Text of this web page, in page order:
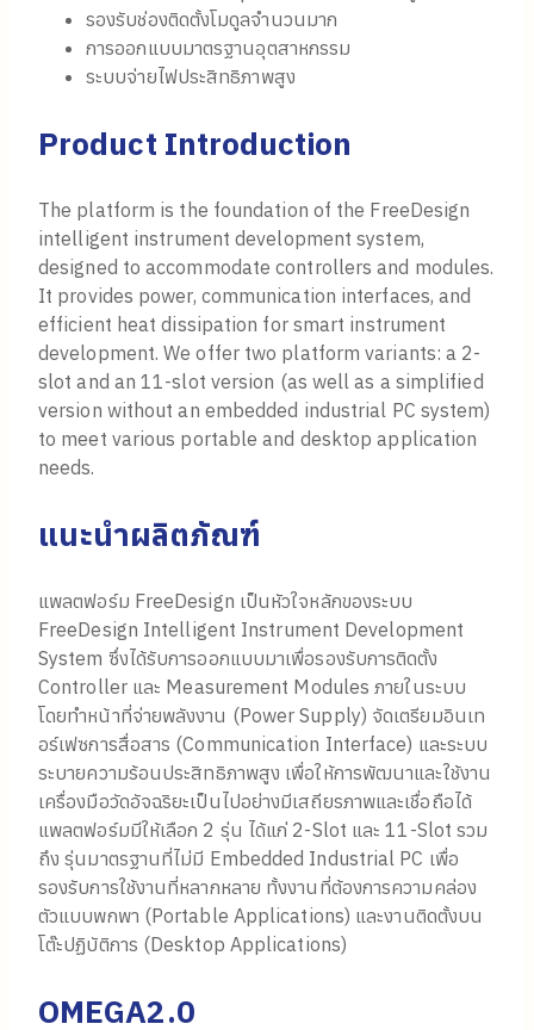
รองรับช่องติดตั้งโมดูลจำนวนมาก
การออกแบบมาตรฐานอุตสาหกรรม
ระบบจ่ายไฟประสิทธิภาพสูง
Product Introduction
The platform is the foundation of the FreeDesign
intelligent instrument development system,
designed to accommodate controllers and modules.
It provides power, communication interfaces, and
efficient heat dissipation for smart instrument
development. We offer two platform variants: a 2-
slot and an 11-slot version (as well as a simplified
version without an embedded industrial PC system)
to meet various portable and desktop application
needs.
แนะนำผลิตภัณฑ์
แพลตฟอร์ม FreeDesign เป็นหัวใจหลักของระบบ
FreeDesign Intelligent Instrument Development
System ซึ่งได้รับการออกแบบมาเพื่อรองรับการติดตั้ง
Controller และ Measurement Modules ภายในระบบ
โดยทำหน้าที่จ่ายพลังงาน (Power Supply) จัดเตรียมอินเท
อร์เฟซการสื่อสาร (Communication Interface) และระบบ
ระบายความร้อนประสิทธิภาพสูง เพื่อให้การพัฒนาและใช้งาน
เครื่องมือวัดอัจฉริยะเป็นไปอย่างมีเสถียรภาพและเชื่อถือได้
แพลตฟอร์มมีให้เลือก 2 รุ่น ได้แก่ 2-Slot และ 11-Slot รวม
ถึง รุ่นมาตรฐานที่ไม่มี Embedded Industrial PC เพื่อ
รองรับการใช้งานที่หลากหลาย ทั้งงานที่ต้องการความคล่อง
ตัวแบบพกพา (Portable Applications) และงานติดตั้งบน
โต๊ะปฏิบัติการ (Desktop Applications)
OMEGA2.0